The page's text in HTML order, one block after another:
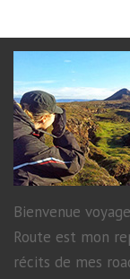
Bienvenue
Route est mon
récits de mes